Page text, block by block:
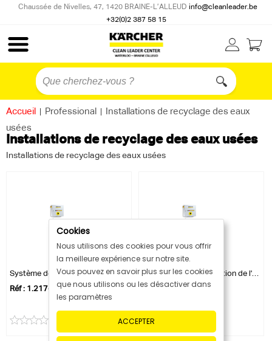
Chaussée de Nivelles, 47, 1420 BRAINE-L’ALLEUD info@cleanleader.be
+32(0)2 387 58 15
Accueil Professional
Installations de recyclage des eaux
usées
Installations de recyclage des eaux usées
Installations de recyclage des eaux usées
Système de potabilisation de l'eau WRP 8000
Réf : 1.217-151.0
Système de potabilisation de l'eau WRP 16000
Réf : 1.217-152.0
Cookies
Nous utilisons des cookies pour vous offrir
la meilleure expérience sur notre site.
Vous pouvez en savoir plus sur les cookies
que nous utilisons ou les désactiver dans
les paramètres
ACCEPTER